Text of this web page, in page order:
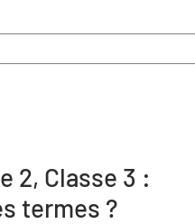
2, Classe 3 :
termes ?